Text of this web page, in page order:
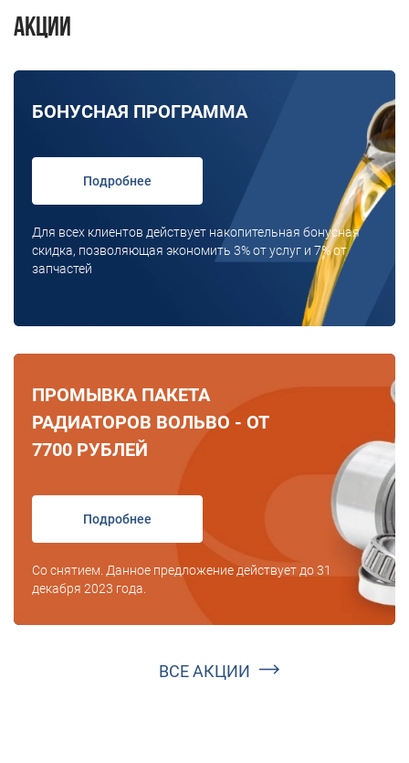
Акции
БОНУСНАЯ ПРОГРАММА
Подробнее
Для всех клиентов действует накопительная бонусная
скидка, позволяющая экономить 3% от услуг и 7% от
запчастей
ПРОМЫВКА ПАКЕТА
РАДИАТОРОВ ВОЛЬВО - ОТ
7700 РУБЛЕЙ
Подробнее
Со снятием. Данное предложение действует до 31
декабря 2023 года.
ВСЕ АКЦИИ